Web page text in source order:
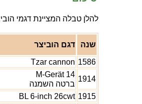
להלן טבלה המציינת דגמי
שנה דגם הוביצר
1586
Tzar cannon
1914
M-Gerät 14
ברטה השמנה
1915
BL 6-inch 26cwt